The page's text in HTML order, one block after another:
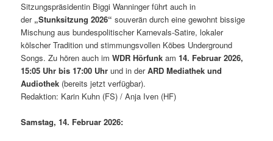
Sitzungspräsidentin Biggi Wanninger führt auch in
der „Stunksitzung 2026“ souverän durch eine gewohnt bissige
Mischung aus bundespolitischer Karnevals-Satire, lokaler
kölscher Tradition und stimmungsvollen Köbes Underground
Songs. Zu hören auch imWDR Hörfunk am14. Februar 2026,
15:05 Uhr bis 17:00 Uhr und in derARD Mediathek und
Audiothek (bereits jetzt verfügbar).
Redaktion: Karin Kuhn (FS) / Anja Iven (HF)
Samstag, 14. Februar 2026: